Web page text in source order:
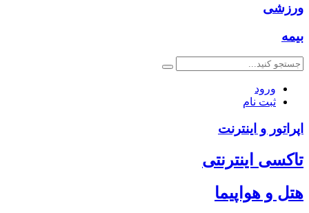
ورزشی
بیمه
ورود
ثبت نام
اپراتور و اینترنت
تاکسی اینترنتی
هتل و هواپیما